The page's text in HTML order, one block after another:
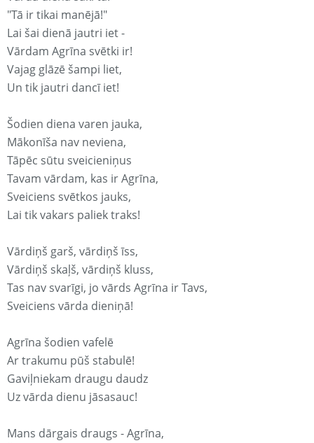
"Tā ir tikai manējā!"
Lai šai dienā jautri iet -
Vārdam Agrīna svētki ir!
Vajag glāzē šampi liet,
Un tik jautri dancī iet!
Šodien diena varen jauka,
Mākonīša nav neviena,
Tāpēc sūtu sveicieniņus
Tavam vārdam, kas ir Agrīna,
Sveiciens svētkos jauks,
Lai tik vakars paliek traks!
Vārdiņš garš, vārdiņš īss,
Vārdiņš skaļš, vārdiņš kluss,
Tas nav svarīgi, jo vārds Agrīna ir Tavs,
Sveiciens vārda dieniņā!
Agrīna šodien vafelē
Ar trakumu pūš stabulē!
Gaviļniekam draugu daudz
Uz vārda dienu jāsasauc!
Mans dārgais draugs - Agrīna,